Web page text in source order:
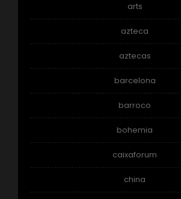
arts
azteca
aztecas
barcelona
barroco
bohemia
caixaforum
china